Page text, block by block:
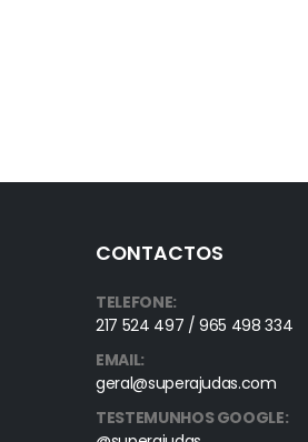
CONTACTOS
TELEFONE:
217 524 497 / 965 498 334
EMAIL:
geral@superajudas.com
TESTEMUNHOS GOOGLE: